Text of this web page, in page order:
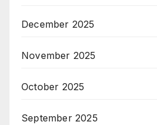
December 2025
November 2025
October 2025
September 2025